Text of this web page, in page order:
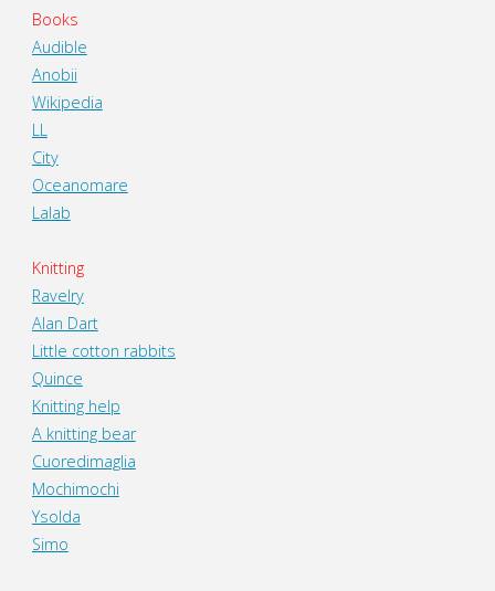
Books
Audible
Anobii
Wikipedia
LL
City
Oceanomare
Lalab
Knitting
Ravelry
Alan Dart
Little cotton rabbits
Quince
Knitting help
A knitting bear
Cuoredimaglia
Mochimochi
Ysolda
Simo